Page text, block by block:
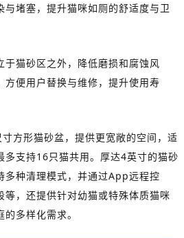
堵塞，提升猫咪如厕的舒适度与卫
猫砂区之外，降低磨损和腐蚀风
方便用户替换与维修，提升使用寿
方形猫砂盆，提供更宽敞的空间，适
多支持16只猫共用。厚达4英寸的猫砂
多种清理模式，并通过App远程控
等，还提供针对幼猫或特殊体质猫咪
多样化需求。